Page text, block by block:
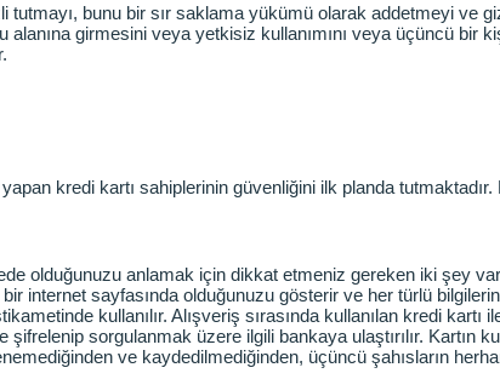
tutmayı, bunu bir sır saklama yükümü olarak addetmeyi ve
alanına girmesini veya yetkisiz kullanımını veya üçüncü bir
kredi kartı sahiplerinin güvenliğini ilk planda
olduğunuzu anlamak için dikkat etmeniz gereken iki şey
internet sayfasında olduğunuzu gösterir ve her türlü
kullanılır. Alışveriş sırasında kullanılan kredi kartı
sorgulanmak üzere ilgili bankaya ulaştırılır. Kartın
ve kaydedilmediğinden, üçüncü şahısların